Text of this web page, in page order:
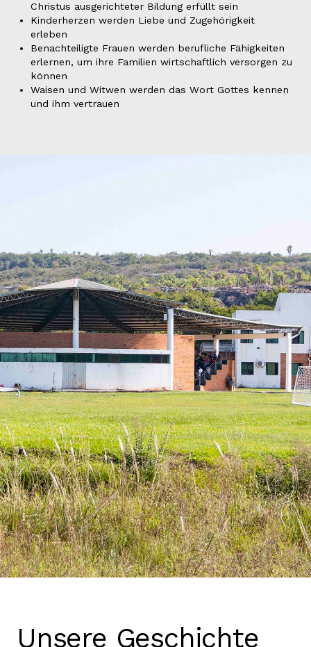
Christus ausgerichteter Bildung erfüllt sein
Kinderherzen werden Liebe und Zugehörigkeit
erleben
Benachteiligte Frauen werden berufliche Fähigkeiten
erlernen, um ihre Familien wirtschaftlich versorgen zu
können
Waisen und Witwen werden das Wort Gottes kennen
und ihm vertrauen
Unsere Geschichte